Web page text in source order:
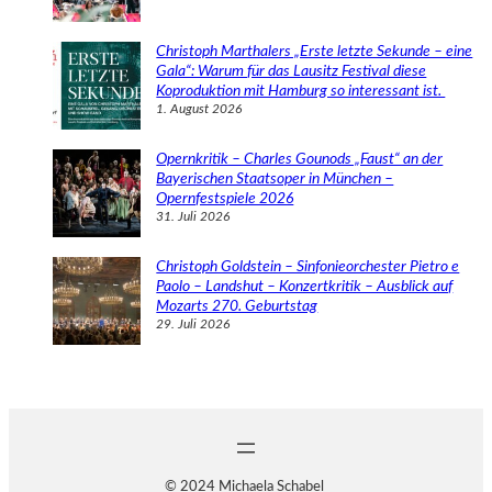
Christoph Marthalers „Erste letzte Sekunde – eine
Gala“: Warum für das Lausitz Festival diese
Koproduktion mit Hamburg so interessant ist.
1. August 2026
Opernkritik – Charles Gounods „Faust“ an der
Bayerischen Staatsoper in München –
Opernfestspiele 2026
31. Juli 2026
Christoph Goldstein – Sinfonieorchester Pietro e
Paolo – Landshut – Konzertkritik – Ausblick auf
Mozarts 270. Geburtstag
29. Juli 2026
© 2024 Michaela Schabel